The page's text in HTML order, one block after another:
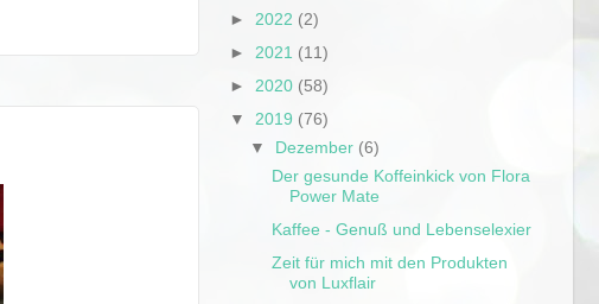
► 2022 (2)
► 2021 (11)
► 2020 (58)
▼ 2019 (76)
▼ Dezember (6)
Der gesunde Koffeinkick von Flora
Power Mate
Kaffee - Genuß und Lebenselexier
Zeit für mich mit den Produkten
von Luxflair